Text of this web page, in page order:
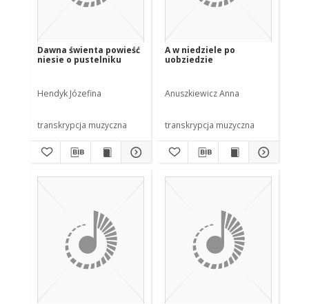
Dawna świenta powieść
niesie o pustelniku
Hendyk Józefina
transkrypcja muzyczna
A w niedziele po
uobziedzie
Anuszkiewicz Anna
transkrypcja muzyczna